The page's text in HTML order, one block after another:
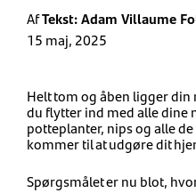
AfTekst: Adam Villaume
15 maj, 2025
Helt tom og åben ligger
du flytter ind med alle dine
potteplanter, nips og alle
kommer til at udgøre dit
Spørgsmålet er nu blot,